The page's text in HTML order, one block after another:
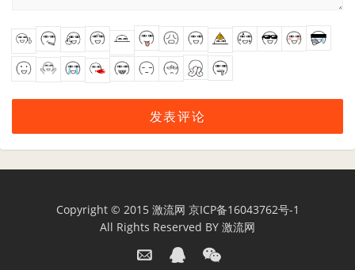
Copyright © 2015 激流网 京ICP备16043762号-1
All Rights Reserved BY 激流网